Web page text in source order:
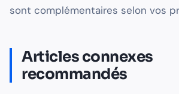
sont complémentaires selon vos
Articles connexes
recommandés